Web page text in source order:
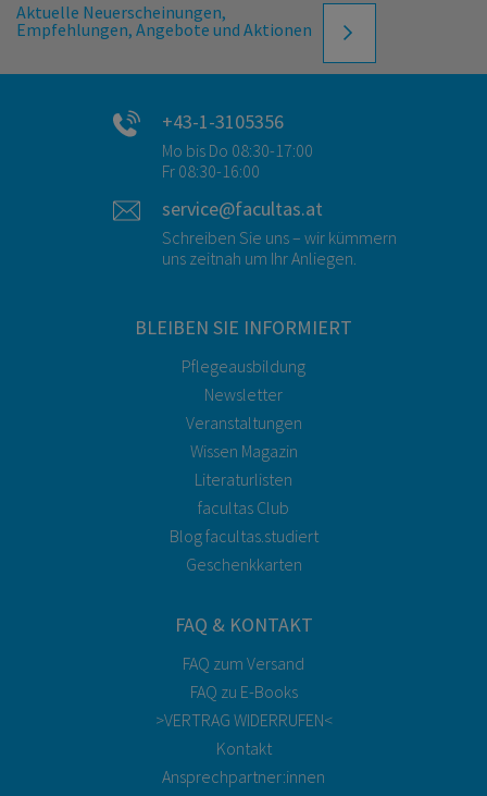
Aktuelle Neuerscheinungen,
Empfehlungen, Angebote und Aktionen
+43-1-3105356
Mo bis Do 08:30-17:00
Fr 08:30-16:00
service@facultas.at
Schreiben Sie uns – wir kümmern
uns zeitnah um Ihr Anliegen.
BLEIBEN SIE INFORMIERT
Pflegeausbildung
Newsletter
Veranstaltungen
Wissen Magazin
Literaturlisten
facultas Club
Blog facultas.studiert
Geschenkkarten
FAQ & KONTAKT
FAQ zum Versand
FAQ zu E-Books
>VERTRAG WIDERRUFEN<
Kontakt
Ansprechpartner:innen